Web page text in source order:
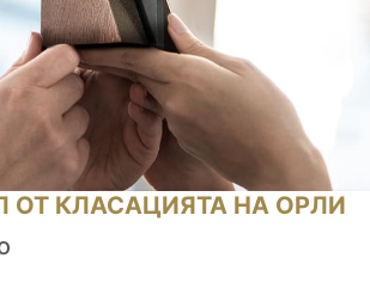
ОТ КЛАСАЦИЯТА НА ОРЛИ